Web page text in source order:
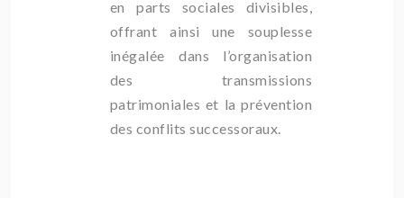
en parts sociales divisibles,
offrant ainsi une souplesse
inégalée dans l’organisation
des transmissions
patrimoniales et la prévention
des conflits successoraux.